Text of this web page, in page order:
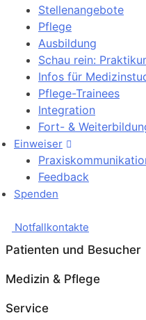
Stellenangebote
Pflege
Ausbildung
Schau rein:
Infos für
Pflege-Trainees
Integration
Fort- &
Einweiser
Feedback
Spenden
Notfallkontakte
Patienten und Besucher
Medizin & Pflege
Service